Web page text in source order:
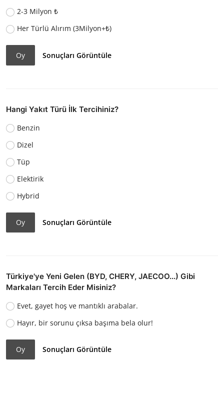
2-3 Milyon ₺
Her Türlü Alırım (3Milyon+₺)
Oy Sonuçları Görüntüle
Hangi Yakıt Türü İlk Tercihiniz?
Benzin
Dizel
Tüp
Elektirik
Hybrid
Oy Sonuçları Görüntüle
Türkiye'ye Yeni Gelen (BYD, CHERY, JAECOO...) Gibi
Markaları Tercih Eder Misiniz?
Evet, gayet hoş ve mantıklı arabalar.
Hayır, bir sorunu çıksa başıma bela olur!
Oy Sonuçları Görüntüle